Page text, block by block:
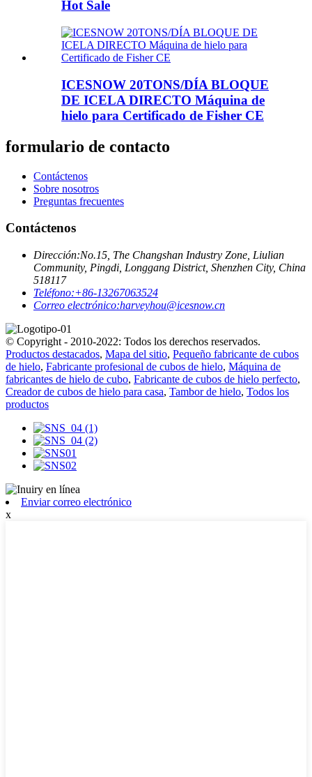
Hot Sale
ICESNOW 20TONS/DÍA BLOQUE
DE ICELA DIRECTO Máquina de
hielo para Certificado de Fisher CE
formulario de contacto
Contáctenos
Sobre nosotros
Preguntas frecuentes
Contáctenos
Dirección:No.15, The Changshan Industry Zone, Liulian
Community, Pingdi, Longgang District, Shenzhen City, China
518117
Teléfono:+86-13267063524
Correo electrónico:harveyhou@icesnow.cn
© Copyright - 2010-2022: Todos los derechos reservados.
Productos destacados, Mapa del sitio, Pequeño fabricante de cubos
de hielo, Fabricante profesional de cubos de hielo, Máquina de
fabricantes de hielo de cubo, Fabricante de cubos de hielo perfecto,
Creador de cubos de hielo para casa, Tambor de hielo, Todos los
productos
Enviar correo electrónico
x